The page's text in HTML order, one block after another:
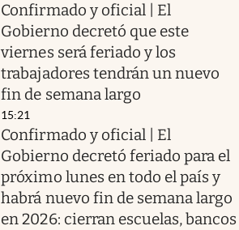
Confirmado y oficial | El
Gobierno decretó que este
viernes será feriado y los
trabajadores tendrán un nuevo
fin de semana largo
15:21
Confirmado y oficial | El
Gobierno decretó feriado para el
próximo lunes en todo el país y
habrá nuevo fin de semana largo
en 2026: cierran escuelas, bancos